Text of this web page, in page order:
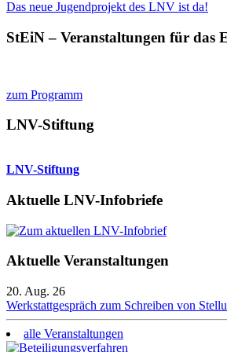
Das neue Jugendprojekt des LNV ist da!
StEiN – Veranstaltungen für das
zum Programm
LNV-Stiftung
LNV-Stiftung
Aktuelle LNV-Infobriefe
Aktuelle Veranstaltungen
20. Aug. 26
Werkstattgespräch zum Schreiben von
alle Veranstaltungen